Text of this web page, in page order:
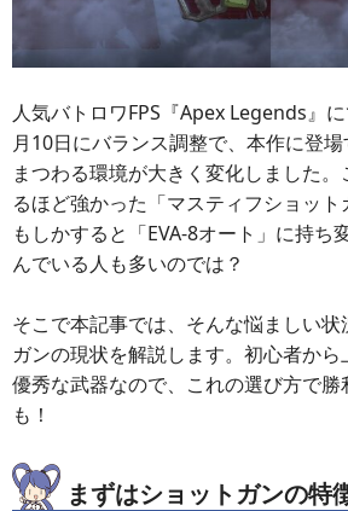
人気バトロワFPS『Apex Legends』
月10日にバランス調整で、本作に登
まつわる環境が大きく変化しました。
るほど強かった「マスティフショット
もしかすると「EVA-8オート」に持ち
んでいる人も多いのでは？
そこで本記事では、そんな悩ましい状
ガンの現状を解説します。初心者か
優秀な武器なので、これの選び方で
も！
まずはショットガンの特